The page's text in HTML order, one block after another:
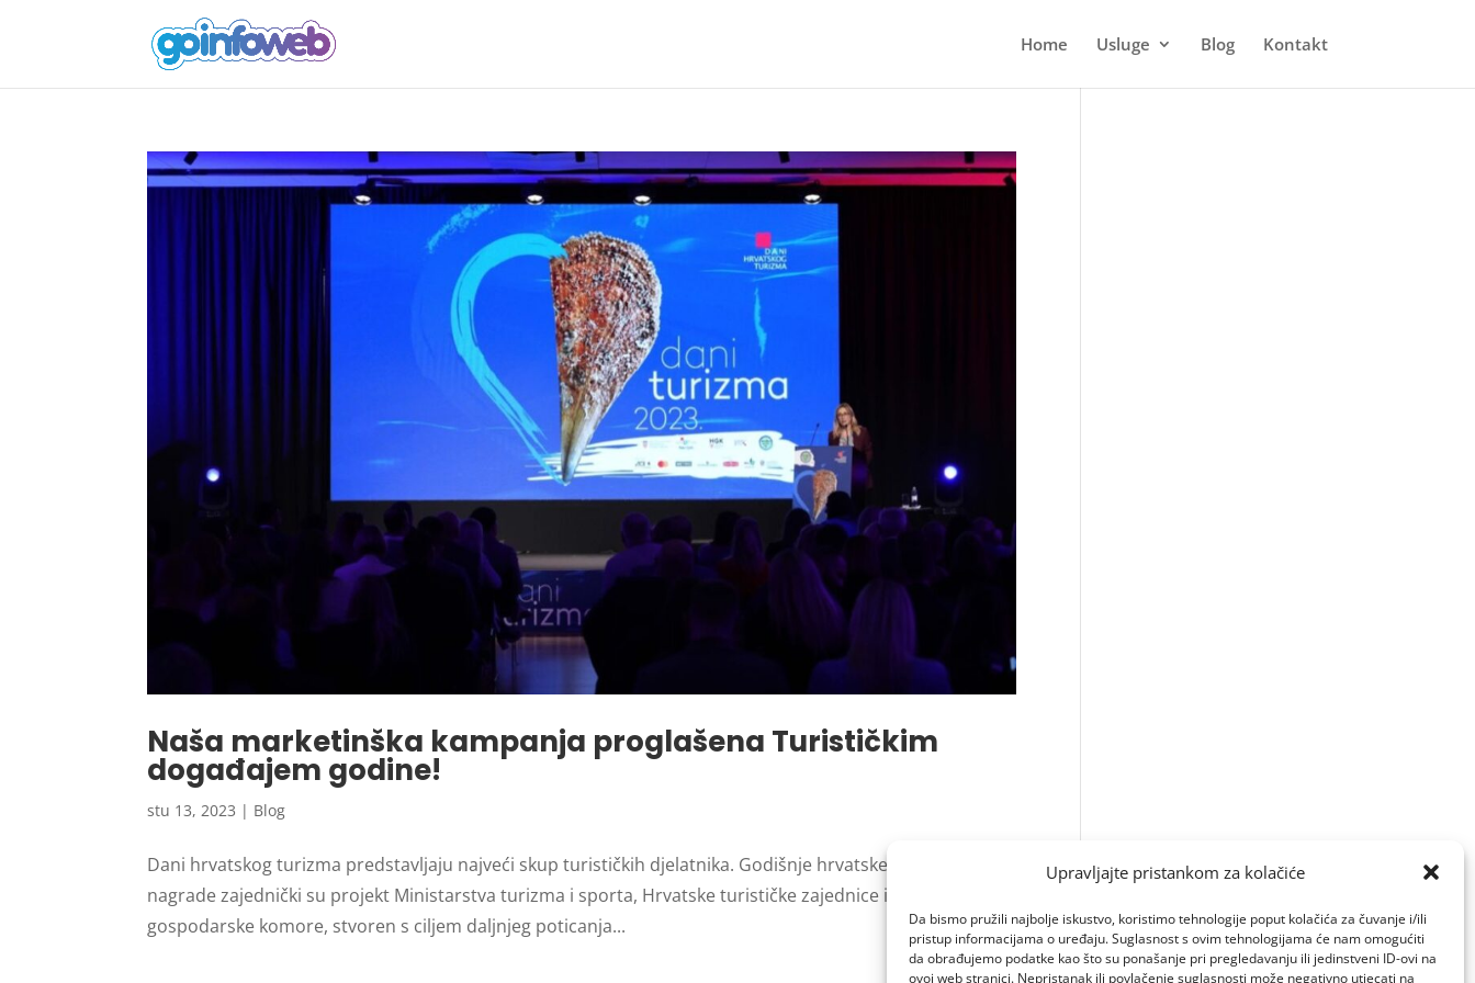
Upravljajte pristankom za kolačiće
Da bismo pružili najbolje iskustvo, koristimo tehnologije poput kolačića za čuvanje i/ili
pristup informacijama o uređaju. Suglasnost s ovim tehnologijama će nam omogućiti
da obrađujemo podatke kao što su ponašanje pri pregledavanju ili jedinstveni ID-ovi na
ovoj web stranici. Nepristanak ili povlačenje suglasnosti može negativno utjecati na
Home Usluge Blog Kontakt
Naša marketinška kampanja proglašena Turističkim
događajem godine!
stu 13, 2023 | Blog
Dani hrvatskog turizma predstavljaju najveći skup turističkih djelatnika. Godišnje hrvatske turističke
nagrade zajednički su projekt Ministarstva turizma i sporta, Hrvatske turističke zajednice i Hrvatske
gospodarske komore, stvoren s ciljem daljnjeg poticanja...